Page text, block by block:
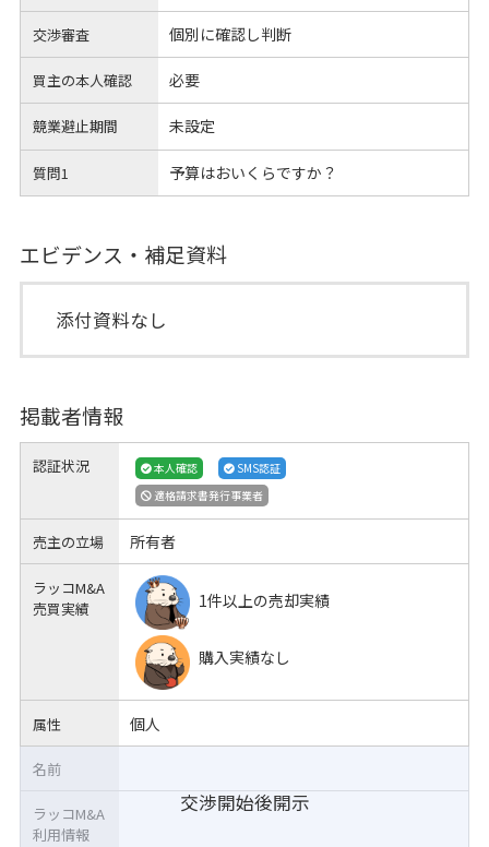
交渉審査 個別に確認し判断
買主の本人確認 必要
競業避止期間 未設定
質問1 予算はおいくらですか？
エビデンス・補足資料
添付資料なし
掲載者情報
認証状況 本人確認
SMS認証
適格請求書発行事業者
売主の立場 所有者
ラッコM&A
売買実績
1件以上の売却実績
購入実績なし
属性 個人
交渉開始後開示
名前
ラッコM&A
利用情報